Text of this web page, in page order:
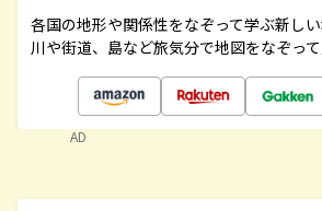
各国の地形や関係性をなぞって学ぶ新しい
川や街道、島など旅気分で地図をなぞっ
AD